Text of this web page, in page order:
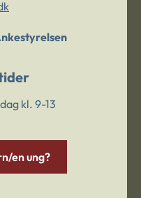
kl. 9-13
en ung?